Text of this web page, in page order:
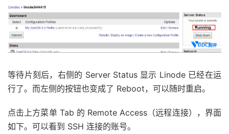
等待片刻后，右侧的 Server Status 显示 Linode 已经在运
行了。而左侧的按钮也变成了 Reboot，可以随时重启。
点击上方菜单 Tab 的 Remote Access（远程连接），界面
如下。可以看到 SSH 连接的账号。